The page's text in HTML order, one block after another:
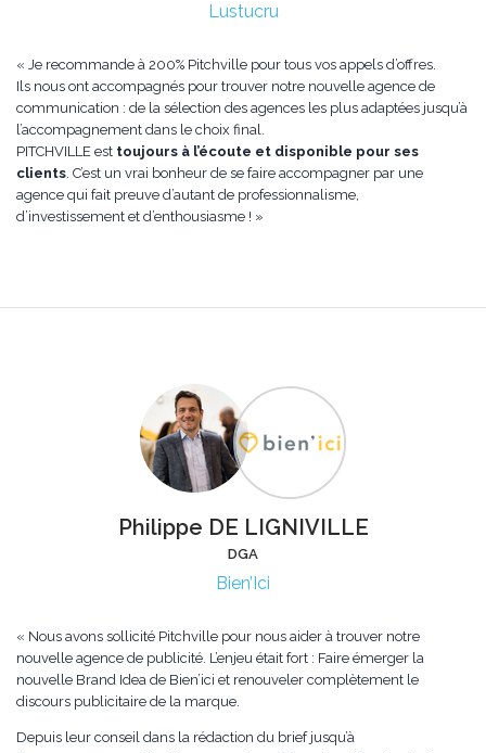
Lustucru
« Je recommande à 200% Pitchville pour tous vos appels d’offres.
Ils nous ont accompagnés pour trouver notre nouvelle agence de
communication : de la sélection des agences les plus adaptées jusqu’à
l’accompagnement dans le choix final.
PITCHVILLE est toujours à l’écoute et disponible pour ses
clients. C’est un vrai bonheur de se faire accompagner par une
agence qui fait preuve d’autant de professionnalisme,
d’investissement et d’enthousiasme ! »
Philippe DE LIGNIVILLE
DGA
Bien’Ici
« Nous avons sollicité Pitchville pour nous aider à trouver notre
nouvelle agence de publicité. L’enjeu était fort : Faire émerger la
nouvelle Brand Idea de Bien’ici et renouveler complètement le
discours publicitaire de la marque.
Depuis leur conseil dans la rédaction du brief jusqu’à